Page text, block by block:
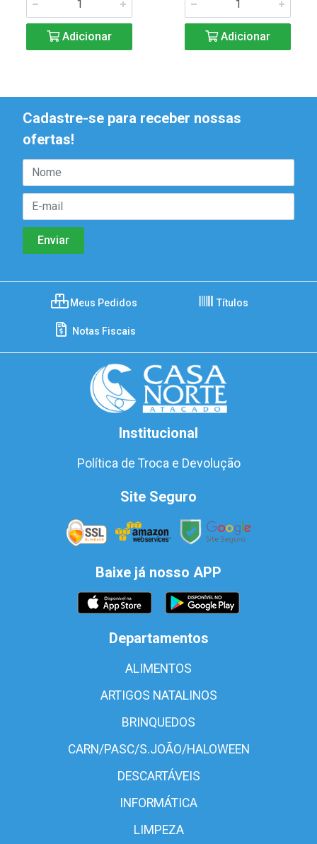
Adicionar Adicionar
Cadastre-se para receber nossas
ofertas!
Meus Pedidos Títulos
Notas Fiscais
Institucional
Política de Troca e Devolução
Site Seguro
Baixe já nosso APP
Departamentos
ALIMENTOS
ARTIGOS NATALINOS
BRINQUEDOS
CARN/PASC/S.JOÃO/HALOWEEN
DESCARTÁVEIS
INFORMÁTICA
LIMPEZA